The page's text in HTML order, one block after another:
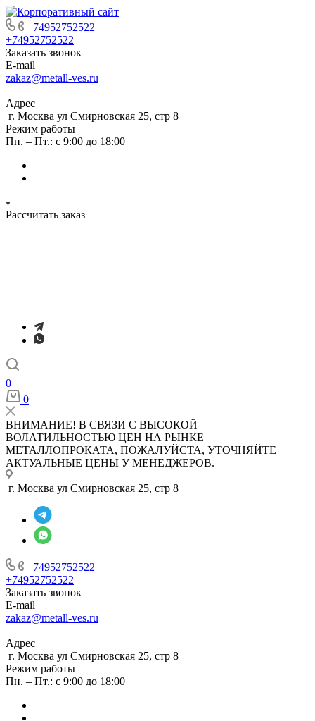
+74952752522
+74952752522
Заказать звонок
E-mail
zakaz@metall-ves.ru
Адрес
г. Москва ул Смирновская 25, стр 8
Режим работы
Пн. – Пт.: с 9:00 до 18:00
Рассчитать заказ
0
0
ВНИМАНИЕ! В СВЯЗИ С ВЫСОКОЙ
ВОЛАТИЛЬНОСТЬЮ ЦЕН НА РЫНКЕ
МЕТАЛЛОПРОКАТА, ПОЖАЛУЙСТА, УТОЧНЯЙТЕ
АКТУАЛЬНЫЕ ЦЕНЫ У МЕНЕДЖЕРОВ.
г. Москва ул Смирновская 25, стр 8
+74952752522
+74952752522
Заказать звонок
E-mail
zakaz@metall-ves.ru
Адрес
г. Москва ул Смирновская 25, стр 8
Режим работы
Пн. – Пт.: с 9:00 до 18:00